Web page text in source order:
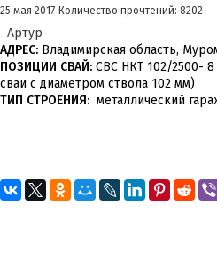
25 мая 2017 Количество прочтений: 8202
Артур
АДРЕС: Владимирская область,
ПОЗИЦИИ СВАЙ: СВС НКТ 102/2500-
сваи с диаметром ствола 102 мм)
ТИП СТРОЕНИЯ: металлический